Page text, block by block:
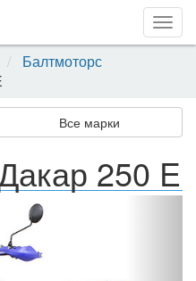
Балтмоторс
Все марки
250 E